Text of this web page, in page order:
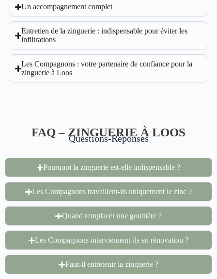
Un accompagnement complet
Entretien de la zinguerie : indispensable pour éviter les
infiltrations
Les Compagnons : votre partenaire de confiance pour la
zinguerie à Loos
FAQ – ZINGUERIE À LOOS
Questions-Réponses
Pourquoi la zinguerie est-elle indispensable ?
Les Compagnons travaillent-ils uniquement le zinc ?
Quand remplacer une gouttière ?
Les Compagnons interviennent-ils en rénovation ?
Faut-il entretenir la zinguerie ?